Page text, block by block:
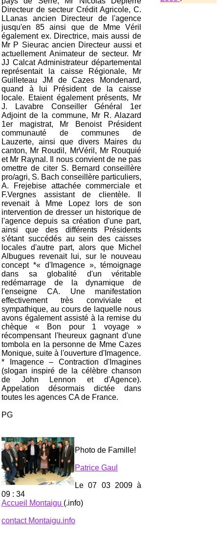
Directeur de secteur Crédit Agricole, C.
LLanas ancien Directeur de l'agence
jusqu'en 85 ainsi que de Mme Véril
également ex. Directrice, mais aussi de
Mr P Sieurac ancien Directeur aussi et
actuellement Animateur de secteur. Mr
JJ Calcat Administrateur départemental
représentait la caisse Régionale, Mr
Guilleteau JM de Cazes Mondenard,
quand à lui Président de la caisse
locale. Etaient également présents, Mr
J. Lavabre Conseiller Général 1er
Adjoint de la commune, Mr R. Alazard
1er magistrat, Mr Benoist Président
communauté de communes de
Lauzerte, ainsi que divers Maires du
canton, Mr Roudil, MrVéril, Mr Rouquié
et Mr Raynal. Il nous convient de ne pas
omettre de citer S. Bernard conseillère
pro/agri, S. Bach conseillère particuliers,
A. Frejebise attachée commerciale et
F.Vergnes assistant de clientèle. Il
revenait à Mme Lopez lors de son
intervention de dresser un historique de
l'agence depuis sa création d'une part,
ainsi que des différents Présidents
s'étant succédés au sein des caisses
locales d'autre part, alors que Michel
Albugues revenait lui, sur le nouveau
concept *« d'Imagence », témoignage
dans sa globalité d'un véritable
redémarrage de la dynamique de
l'enseigne CA. Une manifestation
effectivement très conviviale et
sympathique, au cours de laquelle nous
avons également assisté à la remise du
chèque « Bon pour 1 voyage »
récompensant l'heureux gagnant d'une
tombola en la personne de Mme Cazes
Monique, suite à l'ouverture d'Imagence.
* Imagence – Contraction d'Imagines
(slogan inspiré de la célèbre chanson
de John Lennon et d'Agence).
Appelation désormais dictée dans
toutes les agences CA de France.
PG
Photo de Famille!
Patrice Gaul
Le 07 03 2009 à
09 : 34
Accueil Montaigu (.info)
contact Montaigu.info